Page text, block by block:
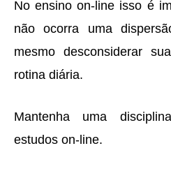
No ensino on-line isso é
não ocorra uma
mesmo desconsiderar
rotina diária.
Mantenha uma
estudos on-line.